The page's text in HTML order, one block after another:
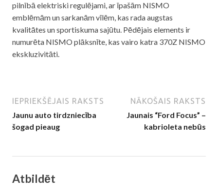
pilnībā elektriski regulējami, ar īpašām NISMO
emblēmām un sarkanām vīlēm, kas rada augstas
kvalitātes un sportiskuma sajūtu. Pēdējais elements ir
numurēta NISMO plāksnīte, kas vairo katra 370Z NISMO
ekskluzivitāti.
IEPRIEKŠĒJAIS RAKSTS
Jaunu auto tirdzniecība
šogad pieaug
NĀKOŠAIS RAKSTS
Jaunais “Ford Focus” –
kabrioleta nebūs
Atbildēt